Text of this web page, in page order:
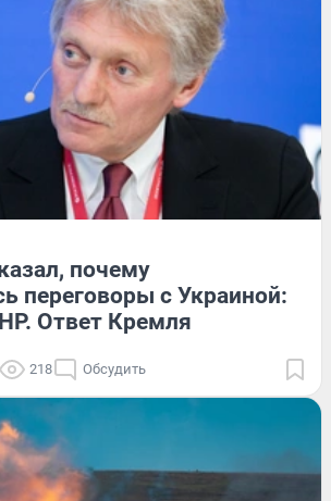
почему
переговоры с Украиной:
Ответ Кремля
218 Обсудить